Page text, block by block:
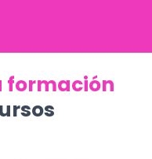
formación